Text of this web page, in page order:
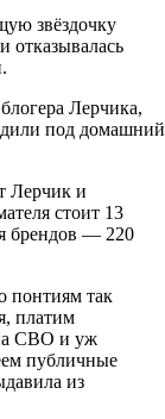
звёздочку
отказывалась
Лерчика,
под домашний
Лерчик и
стоит 13
брендов — 220
понтиям так
платим
СВО и уж
публичные
из